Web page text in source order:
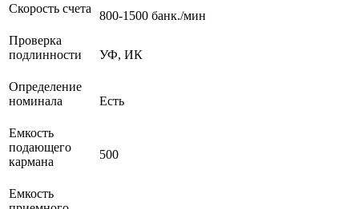
Скорость счета
800-1500 банк./мин
Проверка
подлинности
УФ, ИК
Определение
номинала
Есть
Емкость
подающего
кармана
500
Емкость